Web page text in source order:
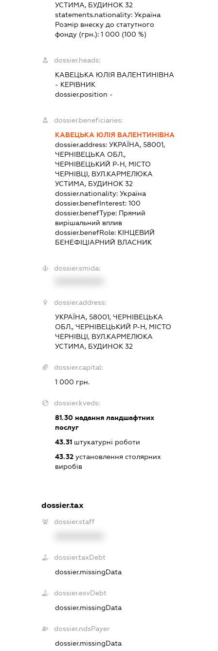
УСТИМА, БУДИНОК 32
statements.nationality: Україна
Розмір внеску до статутного
фонду (грн.): 1 000 (100 %)
dossier.heads:
КАВЕЦЬКА ЮЛІЯ ВАЛЕНТИНІВНА
- КЕРІВНИК
dossier.position -
dossier.beneficiaries:
КАВЕЦЬКА ЮЛІЯ ВАЛЕНТИНІВНА
dossier.address: УКРАЇНА, 58001,
ЧЕРНІВЕЦЬКА ОБЛ.,
ЧЕРНІВЕЦЬКИЙ Р-Н, МІСТО
ЧЕРНІВЦІ, ВУЛ.КАРМЕЛЮКА
УСТИМА, БУДИНОК 32
dossier.nationality: Україна
dossier.benefInterest: 100
dossier.benefType: Прямий
вирішальний вплив
dossier.benefRole: КІНЦЕВИЙ
БЕНЕФІЦІАРНИЙ ВЛАСНИК
dossier.smida:
dossier.address:
УКРАЇНА, 58001, ЧЕРНІВЕЦЬКА
ОБЛ., ЧЕРНІВЕЦЬКИЙ Р-Н, МІСТО
ЧЕРНІВЦІ, ВУЛ.КАРМЕЛЮКА
УСТИМА, БУДИНОК 32
dossier.capital:
1 000 грн.
dossier.kveds:
81.30надання ландшафтних
послуг
43.31штукатурні роботи
43.32установлення столярних
виробів
dossier.tax
dossier.staff
dossier.taxDebt
dossier.missingData
dossier.esvDebt
dossier.missingData
dossier.ndsPayer
dossier.missingData